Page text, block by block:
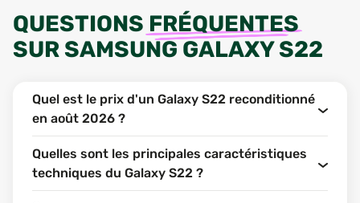
QUESTIONS FRÉQUENTES
SURSAMSUNG GALAXY S22
Quel est le prix d'un Galaxy S22 reconditionné
en août 2026 ?
Quelles sont les principales caractéristiques
techniques du Galaxy S22 ?